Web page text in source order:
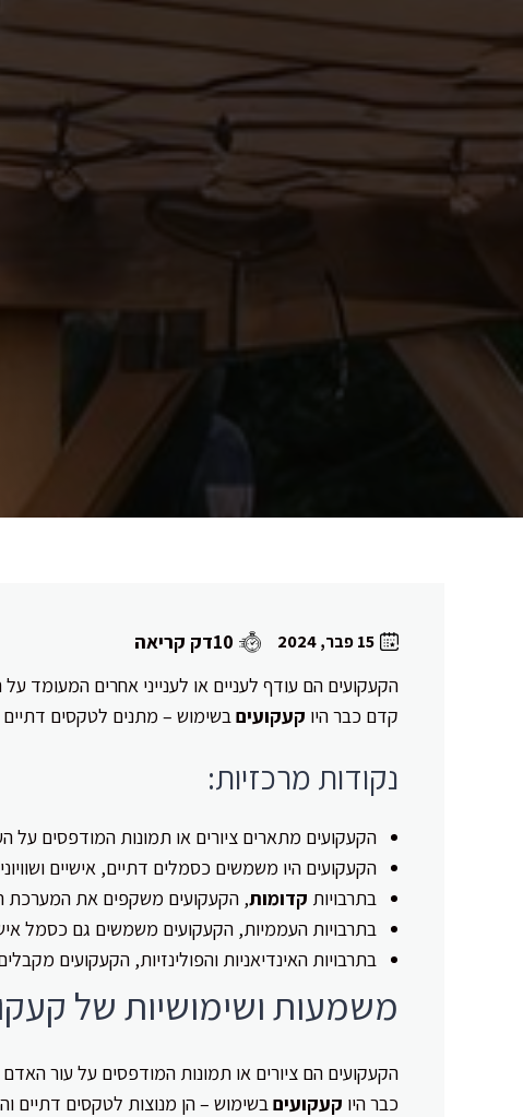
15 פבר, 2024
10דק קריאה
הקעקועים הם עודף לעניים או לענייני אחרים המעומד
קדם כבר היו קעקועיםבשימוש – מתנים לטקסים דתיים
נקודות מרכזיות:
הקעקועים מתארים ציורים או תמונות המודפסים על
הקעקועים היו משמשים כסמלים דתיים, אישיים
בתרבויות קדומות, הקעקועים משקפים את המערכת
בתרבויות העממיות, הקעקועים משמשים גם כסמל
בתרבויות האינדיאניות והפולינזיות, הקעקועים
משמעות ושימושיות של
הקעקועים הם ציורים או תמונות המודפסים על עור
כבר היו קעקועיםבשימוש – הן מנוצות לטקסים דתיים